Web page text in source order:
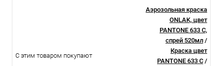
С этим товаром покупают
Аэрозольная краска
ONLAK, цвет
PANTONE 633 C,
спрей 520мл /
Краска цвет
PANTONE 633 C /